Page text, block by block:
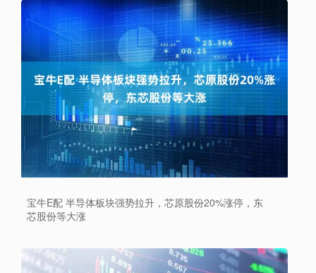
宝牛E配 半导体板块强势拉升，芯原股份20%涨停，东
芯股份等大涨